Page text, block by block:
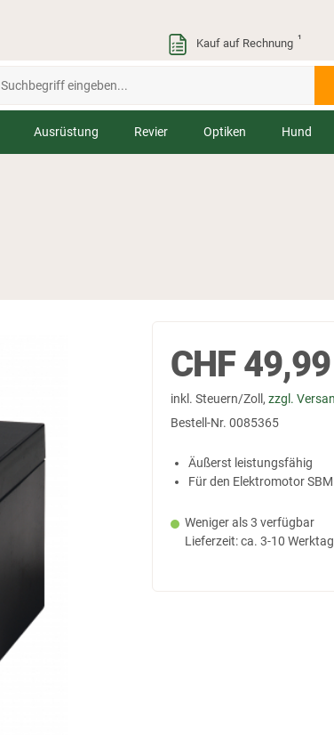
Kauf auf Rechnung ¹
Ausrüstung Revier Optiken Hund
CHF49,99
inkl. Steuern/Zoll, zzgl.
Bestell-Nr. 0085365
Äußerst leistungsfähig
Für den Elektromotor SBM
Weniger als 3 verfügbar
Lieferzeit: ca. 3-10